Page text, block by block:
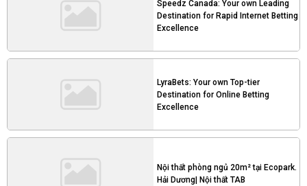
Speedz Canada: Your own Leading
Destination for Rapid Internet Betting
Excellence
LyraBets: Your own Top-tier
Destination for Online Betting
Excellence
Nội thất phòng ngủ 20m² tại Ecopark.
Hải Dương| Nội thất TAB